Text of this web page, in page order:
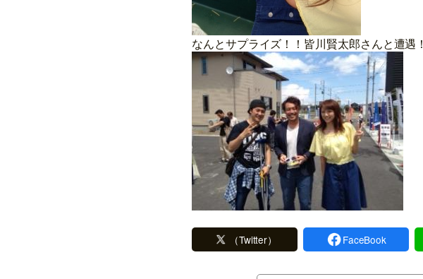
なんとサプライズ！！皆川賢太郎さんと遭遇！
（Twitter） FaceBook